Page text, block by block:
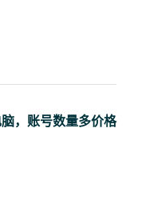
，账号数量多价格